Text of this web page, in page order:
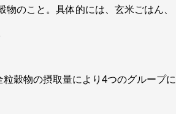
のこと。具体的には、玄米ごはん、
穀物の摂取量により4つのグループに